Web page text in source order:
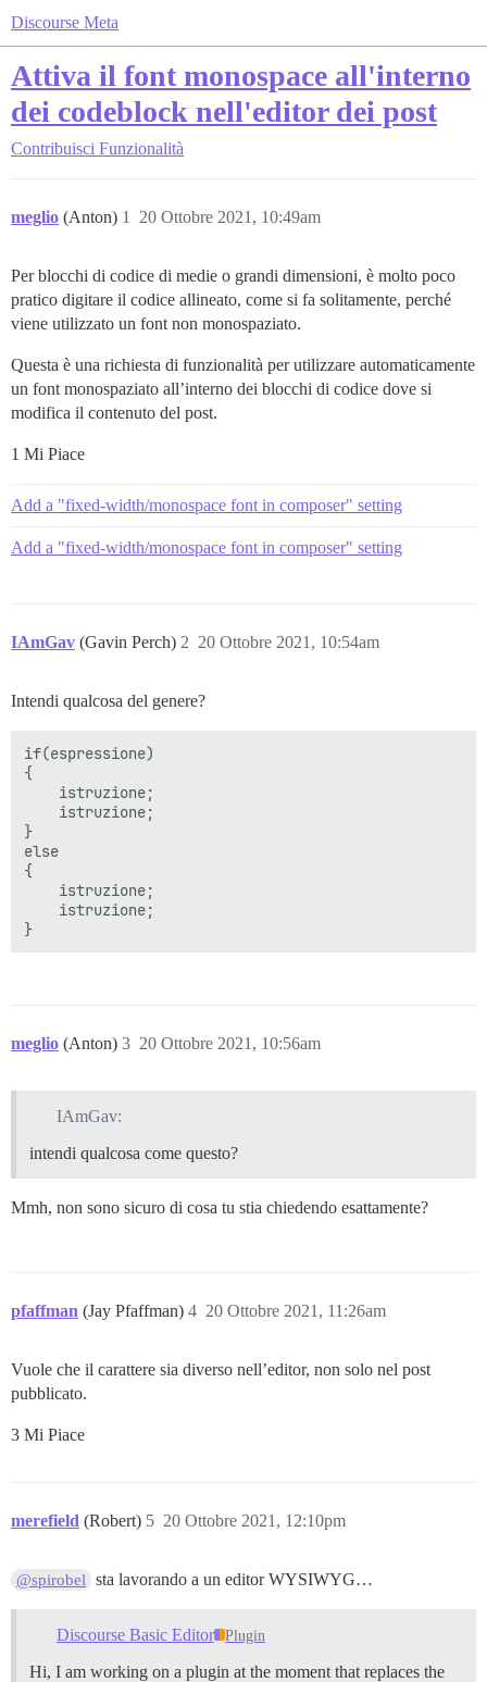
Discourse Meta
Attiva il font monospace all'interno
dei codeblock nell'editor dei post
Contribuisci Funzionalità
meglio (Anton) 20 Ottobre 2021, 10:49am
1
Per blocchi di codice di medie o grandi dimensioni, è molto poco
pratico digitare il codice allineato, come si fa solitamente, perché
viene utilizzato un font non monospaziato.
Questa è una richiesta di funzionalità per utilizzare automaticamente
un font monospaziato all’interno dei blocchi di codice dove si
modifica il contenuto del post.
1 Mi Piace
Add a "fixed-width/monospace font in composer" setting
Add a "fixed-width/monospace font in composer" setting
IAmGav (Gavin Perch) 20 Ottobre 2021, 10:54am
2
Intendi qualcosa del genere?
if(espressione)
{
    istruzione;
    istruzione;
}
else
{
    istruzione;
    istruzione;
meglio (Anton) 20 Ottobre 2021, 10:56am
3
IAmGav:
intendi qualcosa come questo?
Mmh, non sono sicuro di cosa tu stia chiedendo esattamente?
pfaffman (Jay Pfaffman) 20 Ottobre 2021, 11:26am
4
Vuole che il carattere sia diverso nell’editor, non solo nel post
pubblicato.
3 Mi Piace
merefield (Robert) 20 Ottobre 2021, 12:10pm
5
@spirobel sta lavorando a un editor WYSIWYG…
Discourse Basic Editor Plugin
Hi, I am working on a plugin at the moment that replaces the